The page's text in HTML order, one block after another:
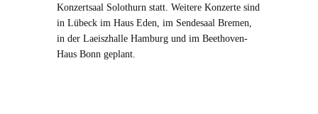
Konzertsaal Solothurn statt. Weitere Konzerte sind
in Lübeck im Haus Eden, im Sendesaal Bremen,
in der Laeiszhalle Hamburg und im Beethoven-
Haus Bonn geplant.